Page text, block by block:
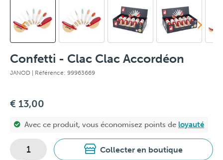
Confetti - Clac Clac Accordéon
JANOD | Référence: 99963669
€ 13,00
Avec ce produit, vous économisez points de loyauté
Collecter en boutique